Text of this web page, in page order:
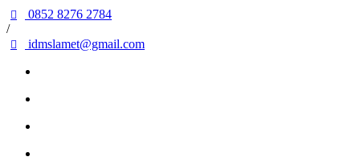
0852 8276 2784
/
idmslamet@gmail.com